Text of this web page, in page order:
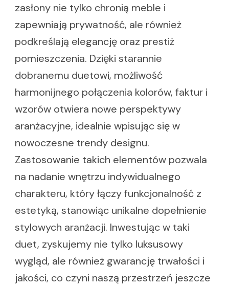
zasłony nie tylko chronią meble i
zapewniają prywatność, ale również
podkreślają elegancję oraz prestiż
pomieszczenia. Dzięki starannie
dobranemu duetowi, możliwość
harmonijnego połączenia kolorów, faktur i
wzorów otwiera nowe perspektywy
aranżacyjne, idealnie wpisując się w
nowoczesne trendy designu.
Zastosowanie takich elementów pozwala
na nadanie wnętrzu indywidualnego
charakteru, który łączy funkcjonalność z
estetyką, stanowiąc unikalne dopełnienie
stylowych aranżacji. Inwestując w taki
duet, zyskujemy nie tylko luksusowy
wygląd, ale również gwarancję trwałości i
jakości, co czyni naszą przestrzeń jeszcze